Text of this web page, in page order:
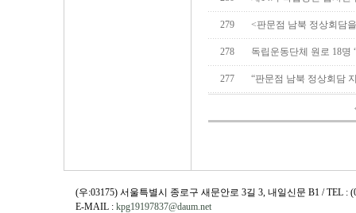
279 <판문점 남북 정상회담
278 독립운동단체 원로 18명
277 “판문점 남북 정상회담
(우:03175) 서울특별시 종로구 새문안로 3길 3, 내일신문 B1 / TEL :
E-MAIL : kpg19197837@daum.net